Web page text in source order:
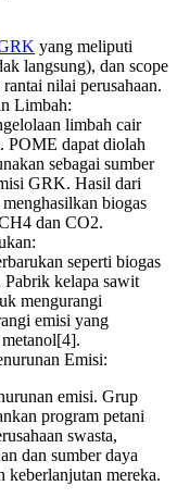
yang meliputi
langsung), dan scope
nilai perusahaan.
Limbah:
limbah cair
POME dapat diolah
sebagai sumber
GRK. Hasil dari
biogas
dan CO2.
seperti biogas
kelapa sawit
mengurangi
emisi yang
Emisi:
emisi. Grup
program petani
swasta,
dan sumber daya
keberlanjutan mereka.